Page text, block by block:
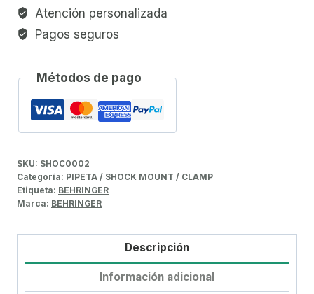
Atención personalizada
Pagos seguros
Métodos de pago
SKU: SHOC0002
Categoría: PIPETA / SHOCK MOUNT / CLAMP
Etiqueta: BEHRINGER
Marca: BEHRINGER
Descripción
Información adicional